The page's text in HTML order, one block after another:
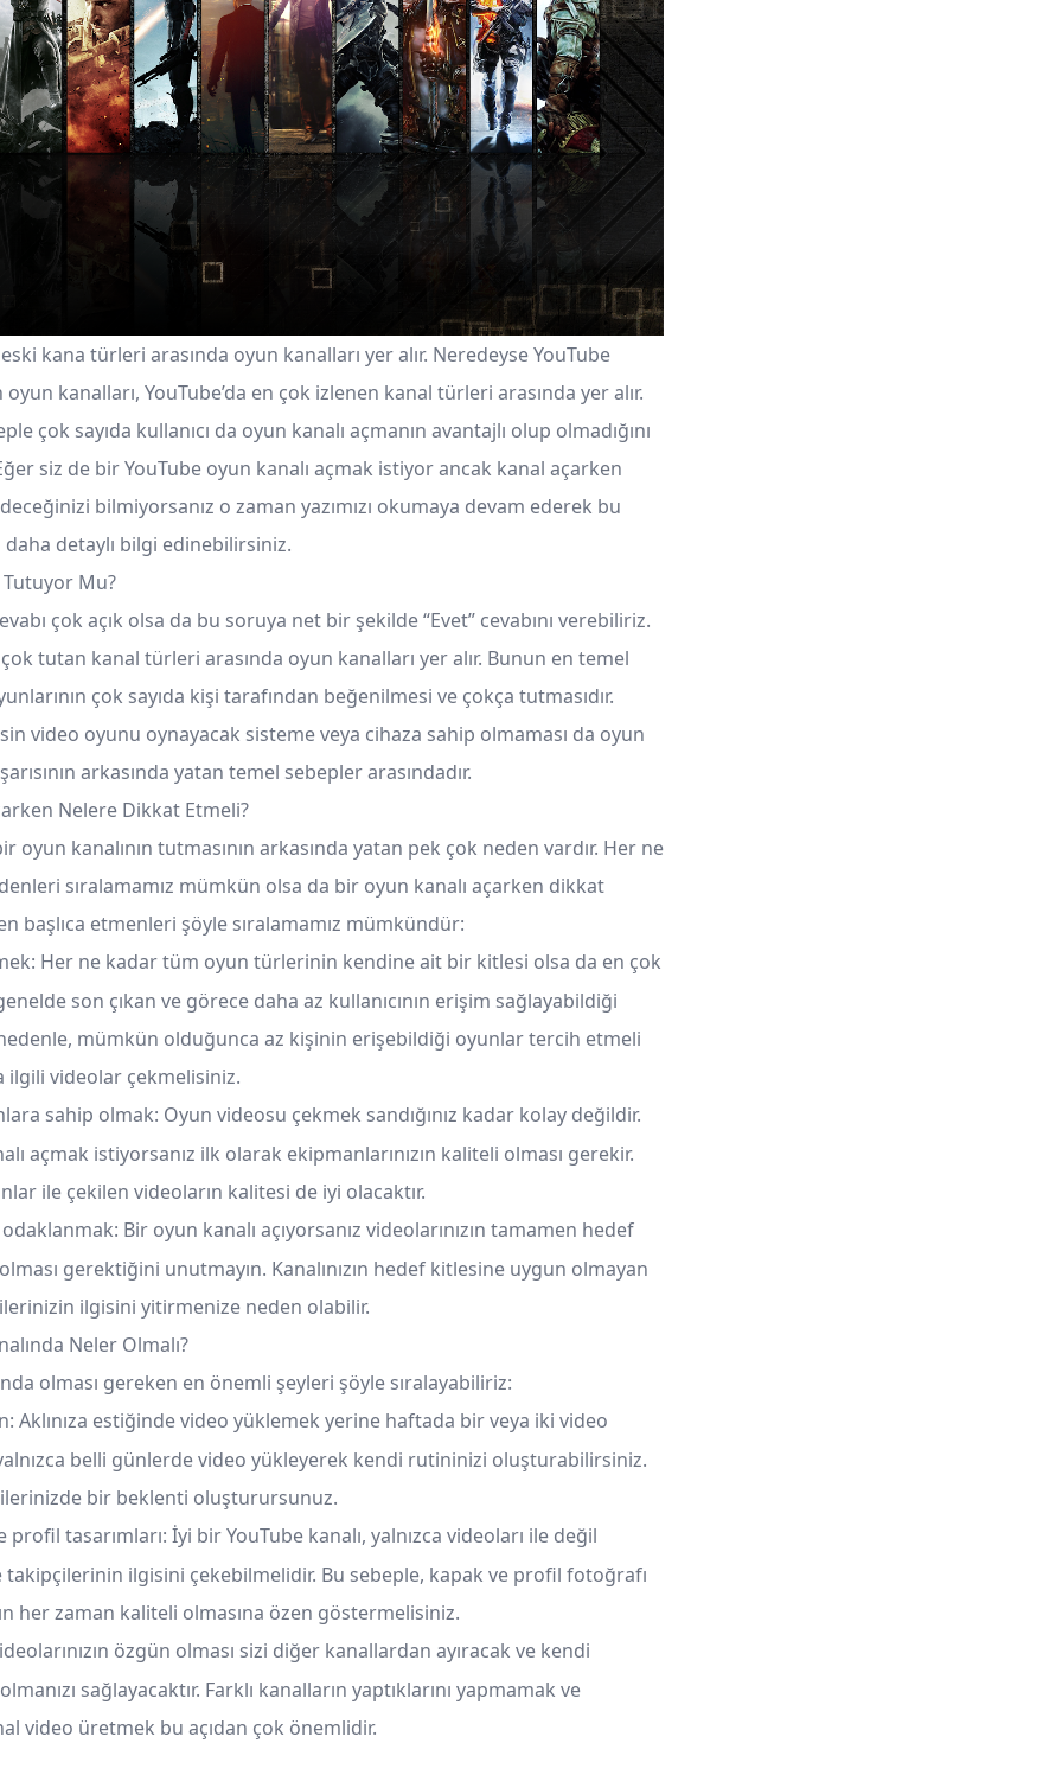
kana türleri arasında oyun kanalları yer alır. Neredeyse YouTube
kanalları, YouTube’da en çok izlenen kanal türleri arasında yer alır.
çok sayıda kullanıcı da oyun kanalı açmanın avantajlı olup olmadığını
siz de bir YouTube oyun kanalı açmak istiyor ancak kanal açarken
bilmiyorsanız o zaman yazımızı okumaya devam ederek bu
detaylı bilgi edinebilirsiniz.
Tutuyor Mu?
çok açık olsa da bu soruya net bir şekilde “Evet” cevabını verebiliriz.
çok tutan kanal türleri arasında oyun kanalları yer alır. Bunun en temel
çok sayıda kişi tarafından beğenilmesi ve çokça tutmasıdır.
video oyunu oynayacak sisteme veya cihaza sahip olmaması da oyun
arkasında yatan temel sebepler arasındadır.
Nelere Dikkat Etmeli?
oyun kanalının tutmasının arkasında yatan pek çok neden vardır. Her ne
sıralamamız mümkün olsa da bir oyun kanalı açarken dikkat
başlıca etmenleri şöyle sıralamamız mümkündür:
Her ne kadar tüm oyun türlerinin kendine ait bir kitlesi olsa da en çok
son çıkan ve görece daha az kullanıcının erişim sağlayabildiği
mümkün olduğunca az kişinin erişebildiği oyunlar tercih etmeli
ilgili videolar çekmelisiniz.
sahip olmak: Oyun videosu çekmek sandığınız kadar kolay değildir.
açmak istiyorsanız ilk olarak ekipmanlarınızın kaliteli olması gerekir.
ile çekilen videoların kalitesi de iyi olacaktır.
Bir oyun kanalı açıyorsanız videolarınızın tamamen hedef
gerektiğini unutmayın. Kanalınızın hedef kitlesine uygun olmayan
ilgisini yitirmenize neden olabilir.
Neler Olmalı?
olması gereken en önemli şeyleri şöyle sıralayabiliriz:
Aklınıza estiğinde video yüklemek yerine haftada bir veya iki video
belli günlerde video yükleyerek kendi rutininizi oluşturabilirsiniz.
bir beklenti oluşturursunuz.
tasarımları: İyi bir YouTube kanalı, yalnızca videoları ile değil
ilgisini çekebilmelidir. Bu sebeple, kapak ve profil fotoğrafı
her zaman kaliteli olmasına özen göstermelisiniz.
özgün olması sizi diğer kanallardan ayıracak ve kendi
sağlayacaktır. Farklı kanalların yaptıklarını yapmamak ve
video üretmek bu açıdan çok önemlidir.